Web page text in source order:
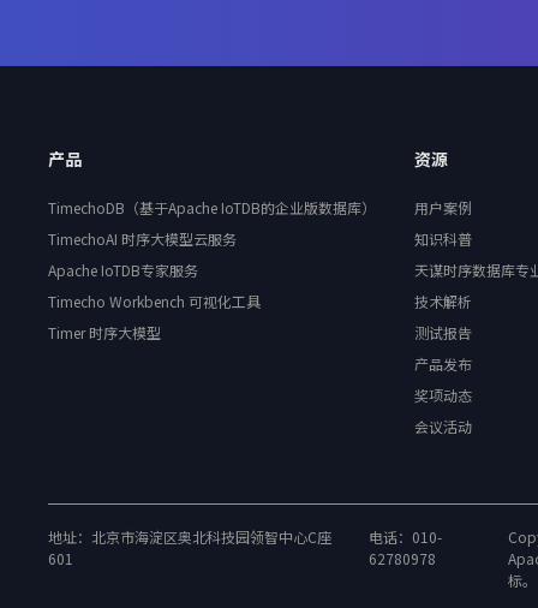
产品
TimechoDB（基于Apache IoTDB的企业版数据库）
TimechoAI 时序大模型云服务
Apache IoTDB专家服务
Timecho Workbench 可视化工具
Timer 时序大模型
资源
用户案例
知识科普
天谋时序数据库专
技术解析
测试报告
产品发布
奖项动态
会议活动
地址：北京市海淀区奥北科技园领智中心C座
601
电话：010-
62780978
标。